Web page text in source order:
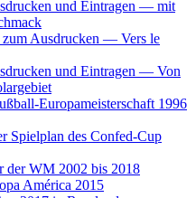
und Eintragen — mit
Ausdrucken — Vers le
und Eintragen — Von
Europameisterschaft 1996
Spielplan des Confed-Cup
der WM 2002 bis 2018
América 2015